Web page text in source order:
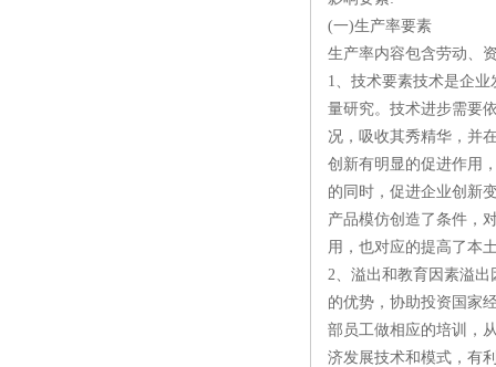
(一)生产率要素
生产率内容包含劳动、
1、技术要素技术是企
量研究。技术进步需要
况，吸收其秀精华，并
创新有明显的促进作用
的同时，促进企业创新
产品模仿创造了条件，
用，也对应的提高了本
2、溢出和教育因素溢
的优势，协助投资国家
部员工做相应的培训，
济发展技术和模式，有